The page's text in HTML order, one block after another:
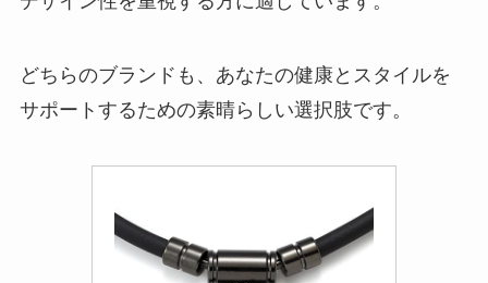
どちらのブランドも、あなたの健康とスタイルを
サポートするための素晴らしい選択肢です。